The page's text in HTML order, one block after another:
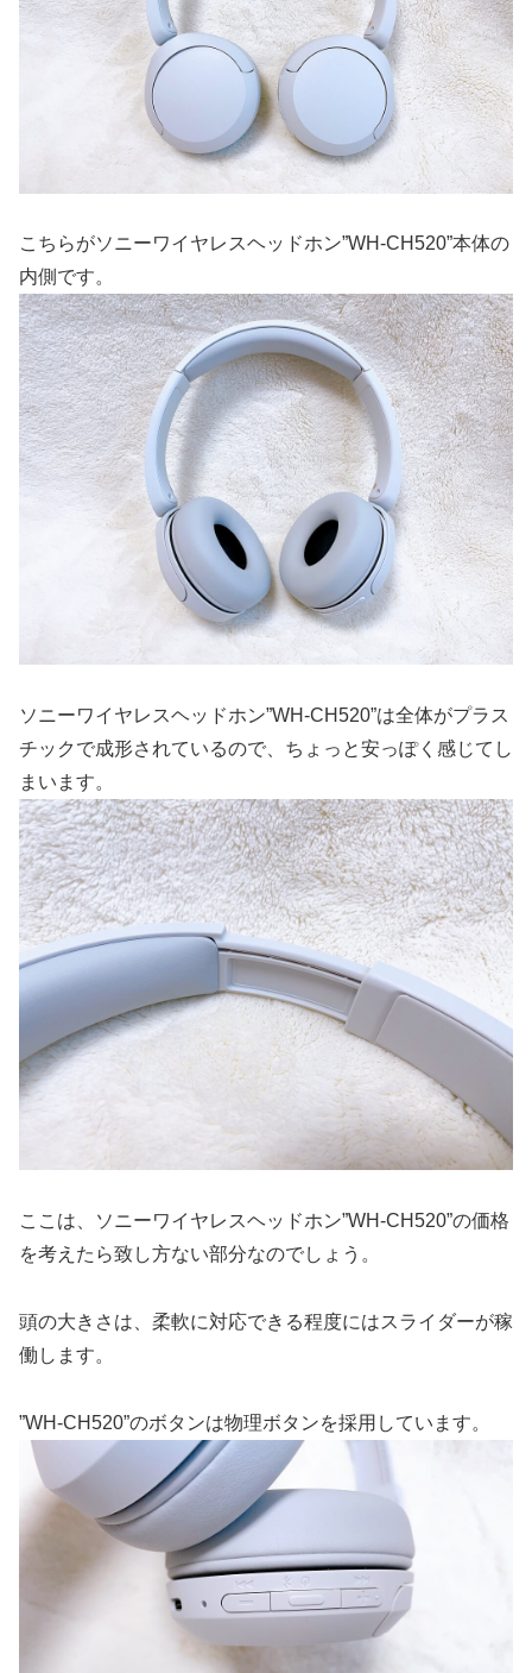
こちらがソニーワイヤレスヘッドホン”WH-CH520”本体の
内側です。
ソニーワイヤレスヘッドホン”WH-CH520”は全体がプラス
チックで成形されているので、ちょっと安っぽく感じてし
まいます。
ここは、ソニーワイヤレスヘッドホン”WH-CH520”の価格
を考えたら致し方ない部分なのでしょう。
頭の大きさは、柔軟に対応できる程度にはスライダーが稼
働します。
”WH-CH520”のボタンは物理ボタンを採用しています。